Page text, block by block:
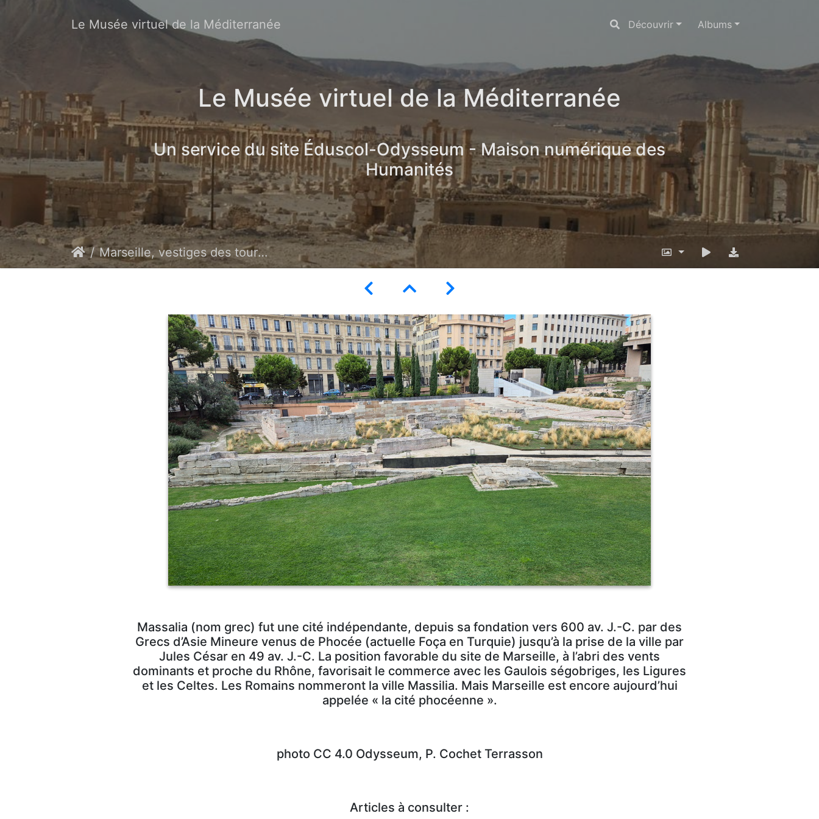
Le Musée virtuel de la Méditerranée Découvrir Albums
Le Musée virtuel de la Méditerranée
Un service du site Éduscol-Odysseum - Maison numérique des
Humanités
Marseille, vestiges des tours défensives
Massalia (nom grec) fut une cité indépendante, depuis sa fondation vers 600 av. J.-C. par des
Grecs d’Asie Mineure venus de Phocée (actuelle Foça en Turquie) jusqu’à la prise de la ville par
Jules César en 49 av. J.-C. La position favorable du site de Marseille, à l’abri des vents
dominants et proche du Rhône, favorisait le commerce avec les Gaulois ségobriges, les Ligures
et les Celtes. Les Romains nommeront la ville Massilia. Mais Marseille est encore aujourd’hui
appelée « la cité phocéenne ».
photo CC 4.0 Odysseum, P. Cochet Terrasson
Articles à consulter :